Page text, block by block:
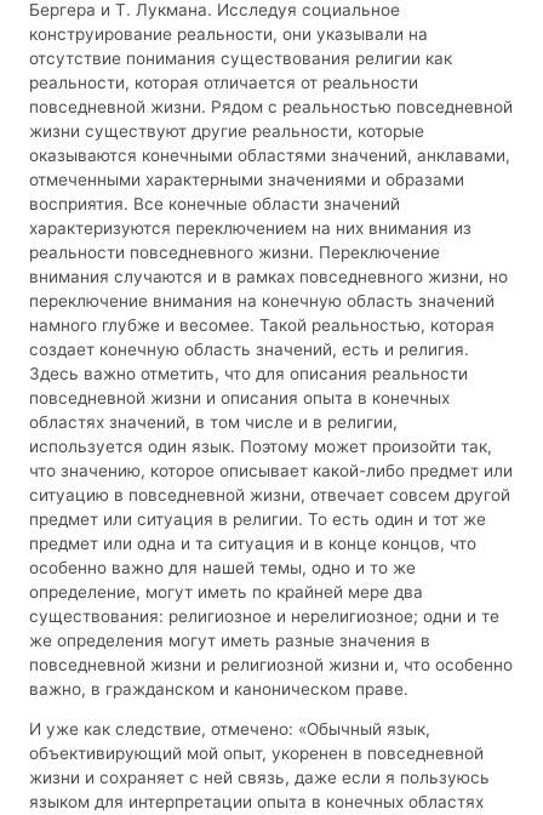
Бергера и Т. Лукмана. Исследуя социальное
конструирование реальности, они указывали на
отсутствие понимания существования религии как
реальности, которая отличается от реальности
повседневной жизни. Рядом с реальностью повседневной
жизни существуют другие реальности, которые
оказываются конечными областями значений, анклавами,
отмеченными характерными значениями и образами
восприятия. Все конечные области значений
характеризуются переключением на них внимания из
реальности повседневного жизни. Переключение
внимания случаются и в рамках повседневного жизни, но
переключение внимания на конечную область значений
намного глубже и весомее. Такой реальностью, которая
создает конечную область значений, есть и религия.
Здесь важно отметить, что для описания реальности
повседневной жизни и описания опыта в конечных
областях значений, в том числе и в религии,
используется один язык. Поэтому может произойти так,
что значению, которое описывает какой-либо предмет или
ситуацию в повседневной жизни, отвечает совсем другой
предмет или ситуация в религии. То есть один и тот же
предмет или одна и та ситуация и в конце концов, что
особенно важно для нашей темы, одно и то же
определение, могут иметь по крайней мере два
существования: религиозное и нерелигиозное; одни и те
же определения могут иметь разные значения в
повседневной жизни и религиозной жизни и, что особенно
важно, в гражданском и каноническом праве.
И уже как следствие, отмечено: «Обычный язык,
объективирующий мой опыт, укоренен в повседневной
жизни и сохраняет с ней связь, даже если я пользуюсь
языком для интерпретации опыта в конечных областях